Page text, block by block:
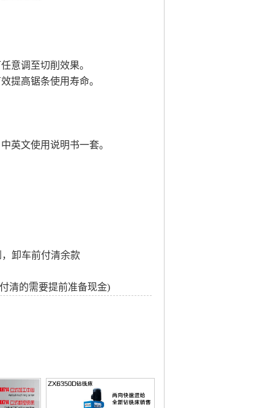
意调至切削效果。
提高锯条使用寿命。
英文使用说明书一套。
卸车前付清余款
清的需要提前准备现金)